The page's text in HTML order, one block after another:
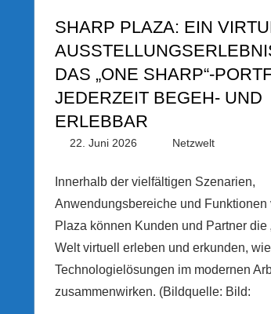
SHARP PLAZA: EIN
DAS „ONE SHARP“-
JEDERZEIT BEGEH- UND
ERLEBBAR
22. Juni 2026 PRGateway
Netzwelt
Innerhalb der vielfältigen Szenarien,
Anwendungsbereiche und Funktionen
Plaza können Kunden und Partner die
Welt virtuell erleben und erkunden,
Technologielösungen im modernen
zusammenwirken. (Bildquelle: Bild: